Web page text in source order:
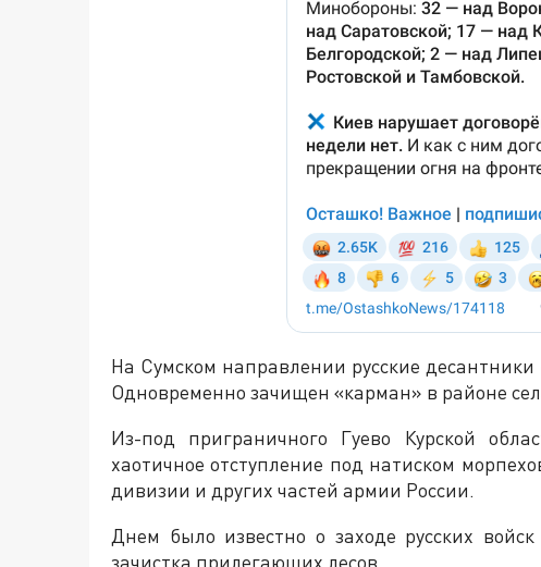
На Сумском направлении русские
Одновременно зачищен «карман» в районе
Из-под приграничного Гуево Курской
хаотичное отступление под натиском
дивизии и других частей армии России.
Днем было известно о заходе русских
зачистка прилегающих лесов.